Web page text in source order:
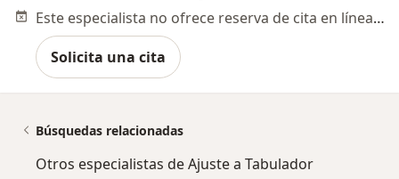
Este especialista no ofrece reserva de cita en línea en esta dirección.
Solicita una cita
Búsquedas relacionadas
Otros especialistas de Ajuste a Tabulador